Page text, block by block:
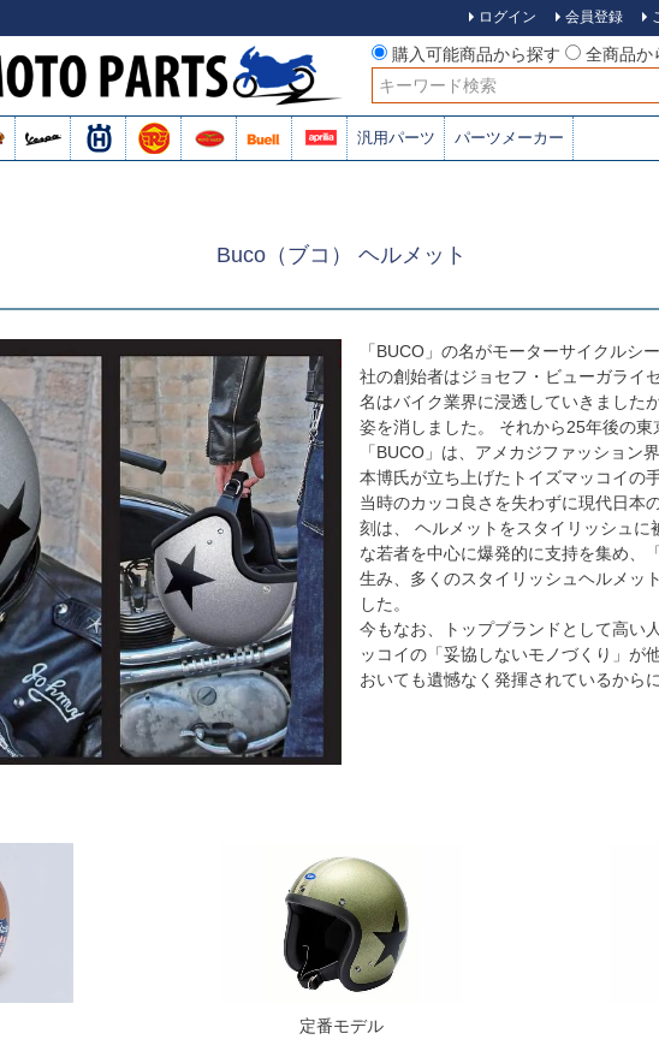
ログイン 会員登録
購入可能商品から探す
全商品か
検索
汎用パーツ パーツメーカー
Buco（ブコ） ヘルメット
「BUCO」の名がモーターサイクルシ
社の創始者はジョセフ・ビューガライ
名はバイク業界に浸透していきました
姿を消しました。 それから25年後の東
「BUCO」は、アメカジファッション
本博氏が立ち上げたトイズマッコイの
当時のカッコ良さを失わずに現代日本
刻は、 ヘルメットをスタイリッシュ
な若者を中心に爆発的に支持を集め、
生み、多くのスタイリッシュヘルメッ
した。
今もなお、トップブランドとして高い
ッコイの「妥協しないモノづくり」が
おいても遺憾なく発揮されているから
定番モデル